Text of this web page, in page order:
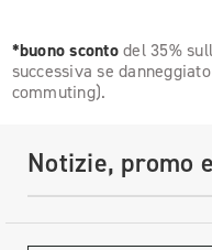
*buono scontodel 35%
successiva se
commuting).
Notizie, promo